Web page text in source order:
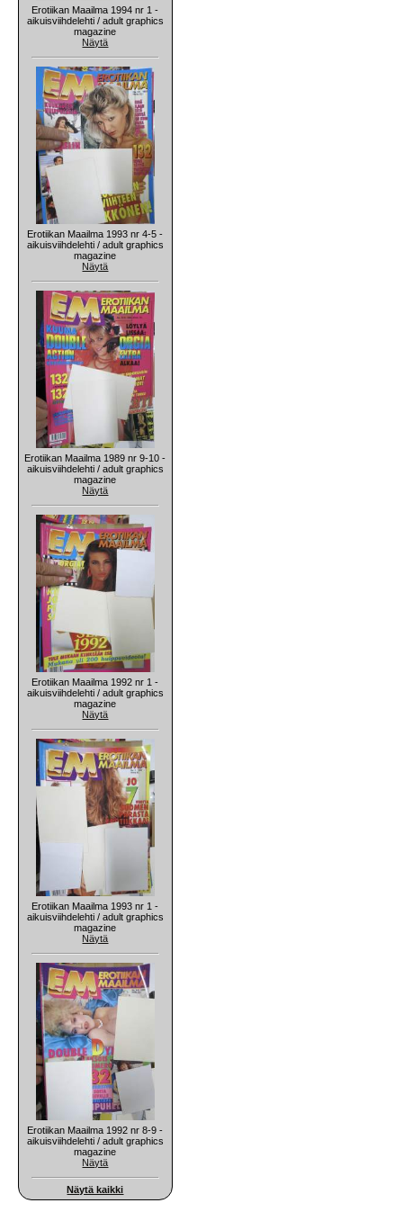
Erotiikan Maailma 1994 nr 1 -
aikuisviihdelehti / adult graphics
magazine
Näytä
Erotiikan Maailma 1993 nr 4-5 -
aikuisviihdelehti / adult graphics
magazine
Näytä
Erotiikan Maailma 1989 nr 9-10 -
aikuisviihdelehti / adult graphics
magazine
Näytä
Erotiikan Maailma 1992 nr 1 -
aikuisviihdelehti / adult graphics
magazine
Näytä
Erotiikan Maailma 1993 nr 1 -
aikuisviihdelehti / adult graphics
magazine
Näytä
Erotiikan Maailma 1992 nr 8-9 -
aikuisviihdelehti / adult graphics
magazine
Näytä
Näytä kaikki